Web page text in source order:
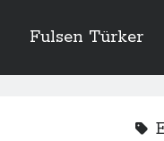
Fulsen Türker
Yan